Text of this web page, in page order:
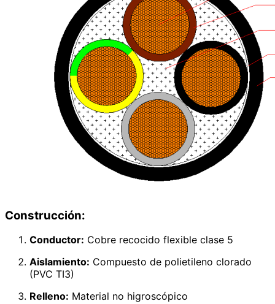
Construcción:
Conductor: Cobre recocido flexible clase 5
Aislamiento: Compuesto de polietileno clorado
(PVC TI3)
Relleno: Material no higroscópico